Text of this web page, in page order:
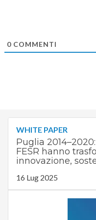
0COMMENTI
WHITE PAPER
Puglia
FESR hanno
innovazione,
16 Lug 2025